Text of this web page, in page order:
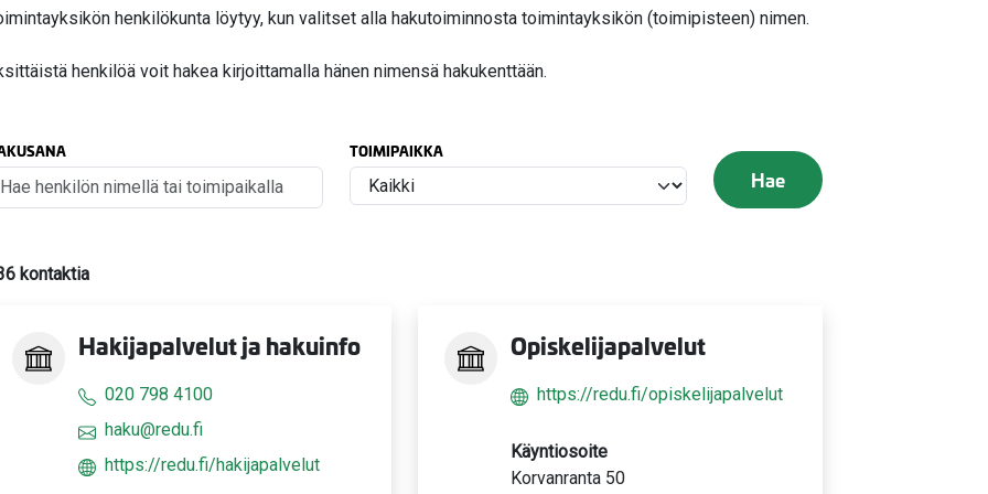
henkilökunta löytyy, kun valitset alla hakutoiminnosta toimintayksikön (toimipisteen) nimen.
henkilöä voit hakea kirjoittamalla hänen nimensä hakukenttään.
TOIMIPAIKKA
Hae
kontaktia
Hakijapalvelut ja hakuinfo
020 798 4100
haku@redu.fi
https://redu.fi/hakijapalvelut
Opiskelijapalvelut
https://redu.fi/opiskelijapalvelut
Käyntiosoite
Korvanranta 50